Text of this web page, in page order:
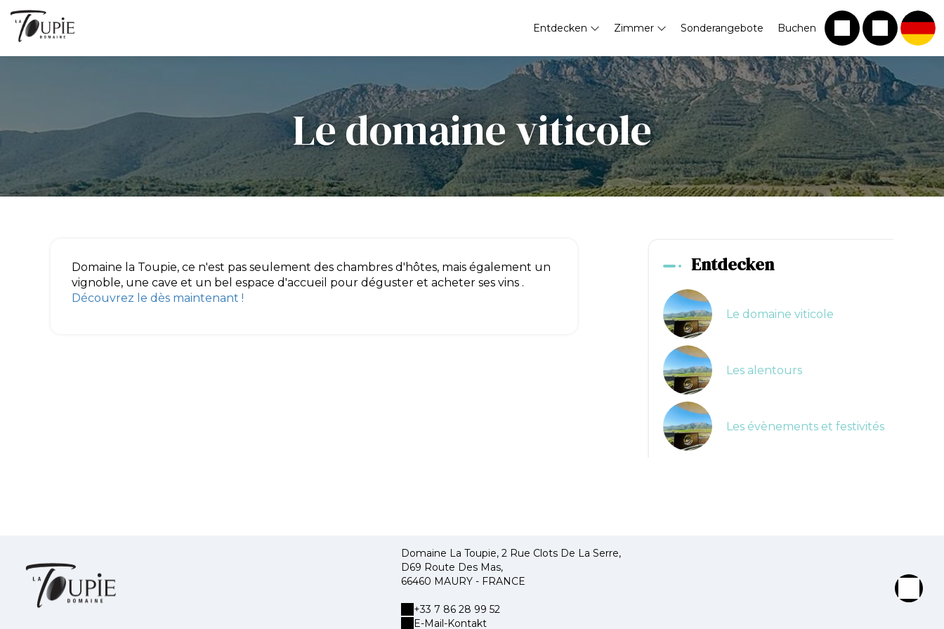
Entdecken Zimmer Sonderangebote Buchen
Le domaine viticole
Domaine la Toupie, ce n'est pas seulement des chambres d'hôtes, mais également un
vignoble, une cave et un bel espace d'accueil pour déguster et acheter ses vins .
Découvrez le dès maintenant !
Entdecken
Le domaine viticole
Les alentours
Les évènements et festivités
Domaine La Toupie, 2 Rue Clots De La Serre,
D69 Route Des Mas,
66460 MAURY - FRANCE
+33 7 86 28 99 52
E-Mail-Kontakt